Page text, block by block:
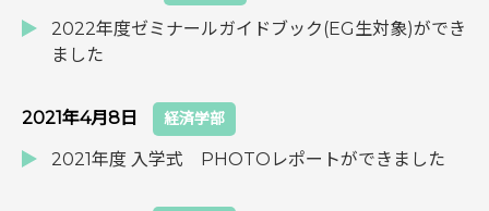
2022年度ゼミナールガイドブック(EG生対象)ができ
ました
2021年4月8日 経済学部
2021年度 入学式 PHOTOレポートができました